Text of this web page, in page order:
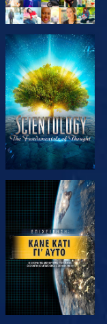
ΕΞΕΡΕΥΝΗΣΤΕ
ΤΗ ΣΕΙΡΑ
ΠΑΡΑΚΟΛΟΥΘΗΣΤΕ